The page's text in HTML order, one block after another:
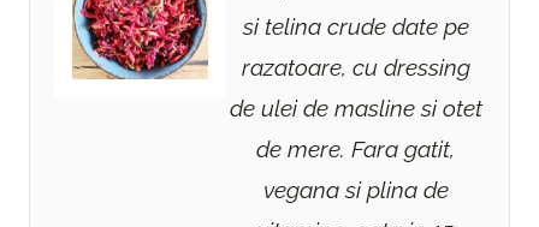
si telina crude date pe
razatoare, cu dressing
de ulei de masline si otet
de mere. Fara gatit,
vegana si plina de